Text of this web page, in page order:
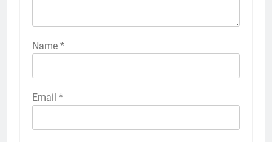
Name *
Email *